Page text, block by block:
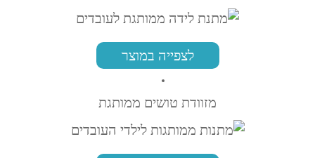
לצפייה במוצר
מזוודת טושים ממותגת